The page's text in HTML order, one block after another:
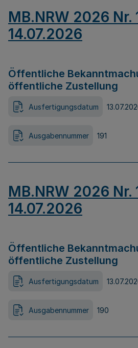
MB.NRW 2026 Nr.
14.07.2026
Öffentliche
öffentliche Zustellung
Ausfertigungsdatum
Ausgabennummer 191
MB.NRW 2026 Nr.
14.07.2026
Öffentliche
öffentliche Zustellung
Ausfertigungsdatum
Ausgabennummer 190